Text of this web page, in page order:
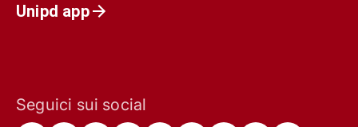
Unipd app
Seguici sui social